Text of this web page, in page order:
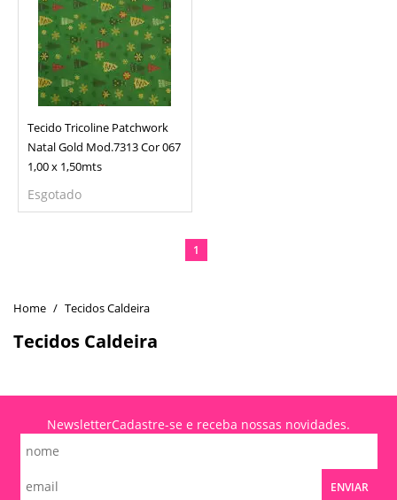
Tecidos Caldeira
Tecidos Caldeira
Tecido Tricoline Patchwork
Natal Gold Mod.7313 Cor 067
1,00 x 1,50mts
Esgotado
1
NewsletterCadastre-se e receba nossas novidades.
ENVIAR